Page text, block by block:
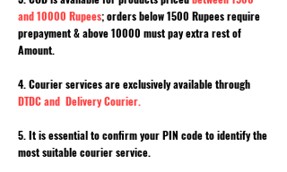
and 10000 Rupees; orders below 1500 Rupees require
prepayment & above 10000 must pay extra rest of
Amount.
4. Courier services are exclusively available through
DTDC and Delivery Courier.
5. It is essential to confirm your PIN code to identify the
most suitable courier service.